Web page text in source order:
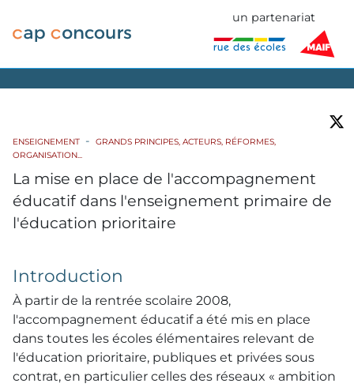
un partenariat
ENSEIGNEMENT
GRANDS PRINCIPES, ACTEURS, RÉFORMES,
ORGANISATION...
La mise en place de l'accompagnement
éducatif dans l'enseignement primaire de
l'éducation prioritaire
Introduction
À partir de la rentrée scolaire 2008,
l'accompagnement éducatif a été mis en place
dans toutes les écoles élémentaires relevant de
l'éducation prioritaire, publiques et privées sous
contrat, en particulier celles des réseaux « ambition